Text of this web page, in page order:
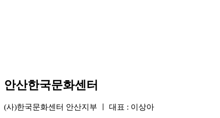
안산한국문화센터
(사)한국문화센터 안산지부 ㅣ 대표 : 이상아